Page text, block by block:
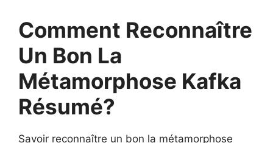
Comment Reconnaître
Un Bon La
Métamorphose Kafka
Résumé?
Savoir reconnaître un bon la métamorphose